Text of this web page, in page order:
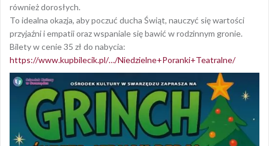
również dorosłych.
To idealna okazja, aby poczuć ducha Świąt, nauczyć się wartości
przyjaźni i empatii oraz wspaniale się bawić w rodzinnym gronie.
Bilety w cenie 35 zł do nabycia:
https://www.kupbilecik.pl/…/Niedzielne+Poranki+Teatralne/